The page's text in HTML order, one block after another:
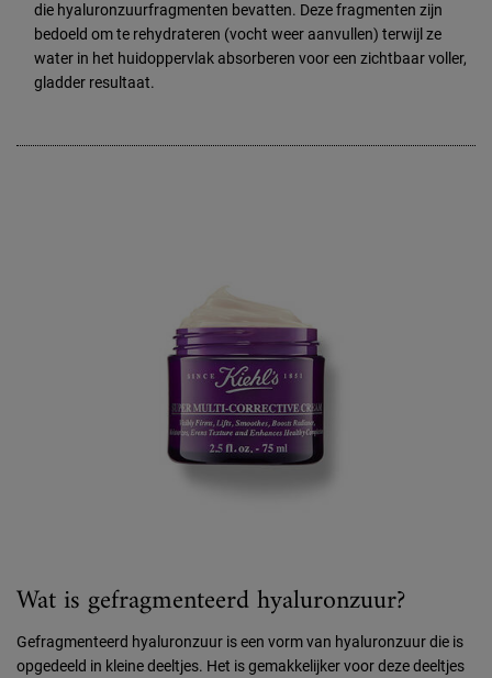
die hyaluronzuurfragmenten bevatten. Deze fragmenten zijn
bedoeld om te rehydrateren (vocht weer aanvullen) terwijl ze
water in het huidoppervlak absorberen voor een zichtbaar voller,
gladder resultaat.
Wat is gefragmenteerd hyaluronzuur?
Gefragmenteerd hyaluronzuur is een vorm van hyaluronzuur die is
opgedeeld in kleine deeltjes. Het is gemakkelijker voor deze deeltjes